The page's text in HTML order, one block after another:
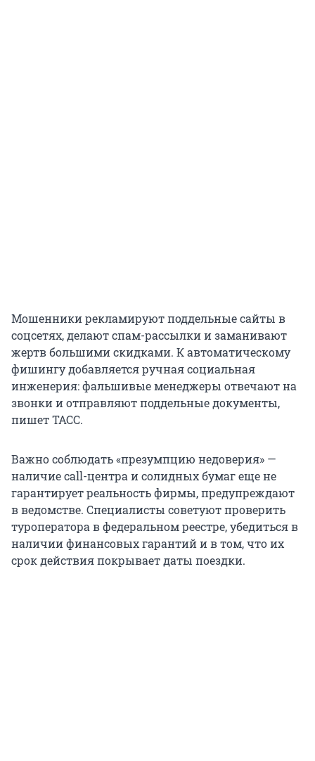
Мошенники рекламируют поддельные сайты в
соцсетях, делают спам-рассылки и заманивают
жертв большими скидками. К автоматическому
фишингу добавляется ручная социальная
инженерия: фальшивые менеджеры отвечают на
звонки и отправляют поддельные документы,
пишет ТАСС.
Важно соблюдать «презумпцию недоверия» —
наличие call-центра и солидных бумаг еще не
гарантирует реальность фирмы, предупреждают
в ведомстве. Специалисты советуют проверить
туроператора в федеральном реестре, убедиться в
наличии финансовых гарантий и в том, что их
срок действия покрывает даты поездки.